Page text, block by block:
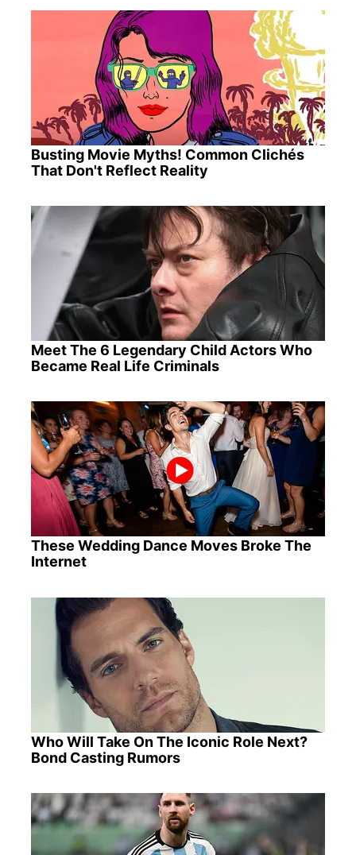
Busting Movie Myths! Common Clichés
That Don't Reflect Reality
Meet The 6 Legendary Child Actors Who
Became Real Life Criminals
These Wedding Dance Moves Broke The
Internet
Who Will Take On The Iconic Role Next?
Bond Casting Rumors